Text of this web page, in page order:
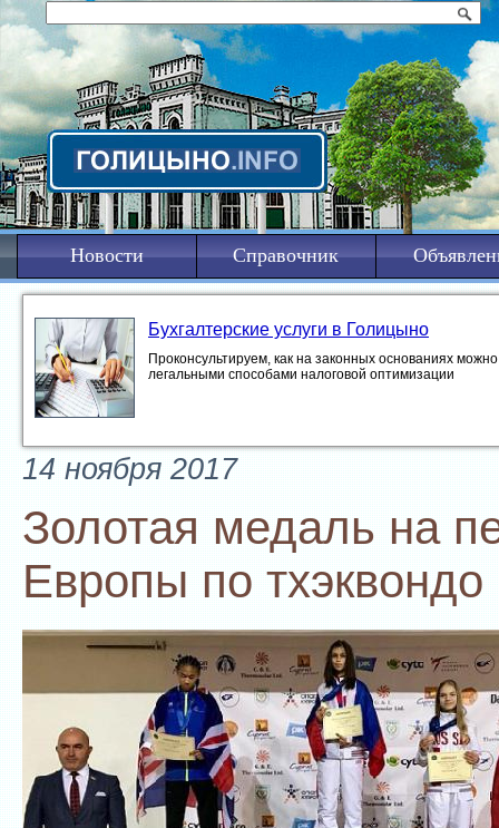
Новости Справочник
Бухгалтерские услуги в Голицыно
Проконсультируем, как на законных основаниях
легальными способами налоговой оптимизации
14 ноября 2017
Золотая медаль на
Европы по тхэквондо